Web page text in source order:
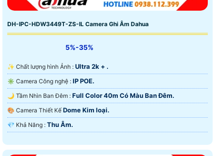
DH-IPC-HDW3449T-ZS-IL Camera Ghi Âm Dahua
5%-35%
✨ Chất lượng hình Ảnh : Ultra 2k + .
✳️ Camera Công nghệ : IP POE.
🌙 Tầm Nhìn Ban Đêm : Full Color 40m Có Màu Ban Ðêm.
🎨 Camera Thiết Kế Dome Kim loại.
️💎 Khả Năng : Thu Âm.